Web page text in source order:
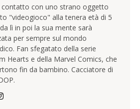
contatto con uno strano oggetto
"videogioco" alla tenera età di 5
lì in poi la sua mente sarà
per sempre sul mondo
Fan sfegatato della serie
Hearts e della Marvel Comics, che
fin da bambino. Cacciatore di